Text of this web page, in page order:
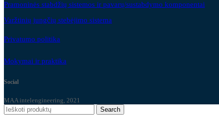
Pramoninės stabdžių sistemos ir pavarų/sustabdymo komponentai
Varžtinių jungčių stebėjimo sistema
Privatumo politika
Mokymai ir praktika
Social
MAA intelengineering, 2021
Search